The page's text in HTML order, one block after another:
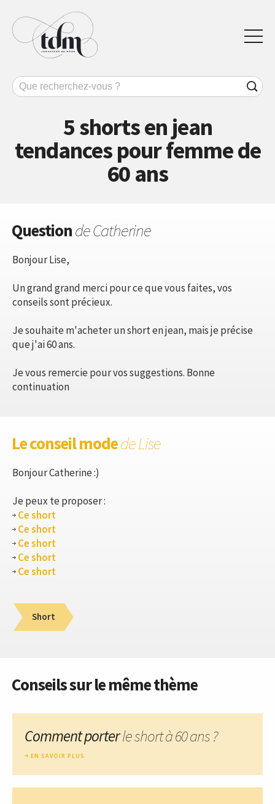
5 shorts en jean
tendances pour femme de
60 ans
Questionde Catherine
Bonjour Lise,
Un grand grand merci pour ce que vous faites, vos
conseils sont précieux.
Je souhaite m'acheter un short en jean, mais je précise
que j'ai 60 ans.
Je vous remercie pour vos suggestions. Bonne
continuation
Le conseil modede Lise
Bonjour Catherine :)
Je peux te proposer :
Ce short
Ce short
Ce short
Ce short
Ce short
Short
Conseils sur le même thème
Comment porterle short à 60 ans ?
EN SAVOIR PLUS